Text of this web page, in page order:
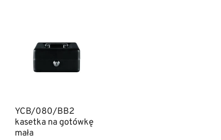
YCB/080/BB2
kasetka na gotówkę
mała